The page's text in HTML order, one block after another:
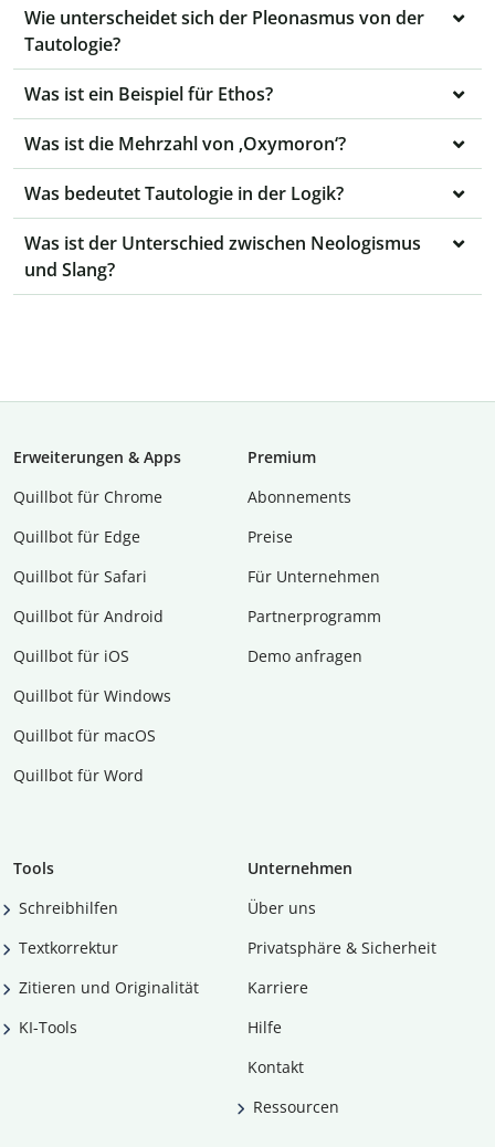
Wie unterscheidet sich der Pleonasmus von der
Tautologie?
Was ist ein Beispiel für Ethos?
Was ist die Mehrzahl von ‚Oxymoron‘?
Was bedeutet Tautologie in der Logik?
Was ist der Unterschied zwischen Neologismus
und Slang?
Erweiterungen & Apps
Quillbot für Chrome
Quillbot für Edge
Quillbot für Safari
Quillbot für Android
Quillbot für iOS
Quillbot für Windows
Quillbot für macOS
Quillbot für Word
Premium
Abon­ne­ments
Preise
Für Unternehmen
Partnerprogramm
Demo anfragen
Tools
Schreibhilfen
Textkorrektur
Zitieren und Originalität
KI-Tools
Unternehmen
Über uns
Privatsphäre & Sicherheit
Karriere
Hilfe
Kontakt
Ressourcen